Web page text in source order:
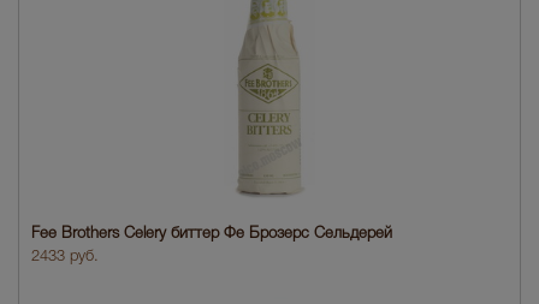
Fee Brothers Celery биттер Фе Брозерс Сельдерей
2433 руб.